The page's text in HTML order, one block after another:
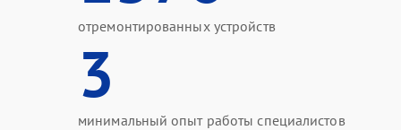
отремонтированных устройств
3
минимальный опыт работы специалистов